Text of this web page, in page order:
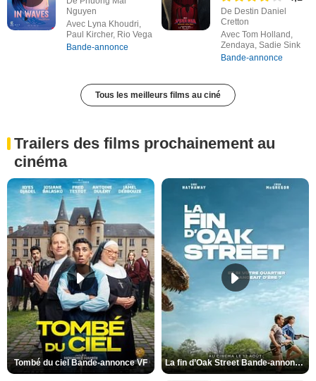
Nguyen
Avec Lyna Khoudri,
Paul Kircher, Rio Vega
Bande-annonce
De Destin Daniel
Cretton
Avec Tom Holland,
Zendaya, Sadie Sink
Bande-annonce
Tous les meilleurs films au ciné
Trailers des films prochainement au
cinéma
Tombé du ciel Bande-annonce VF La fin d’Oak Street Bande-annonce VO STFR